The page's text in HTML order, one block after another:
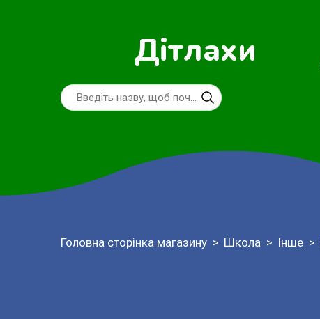
Дітлахи
Головна сторінка магазину Школа Інше